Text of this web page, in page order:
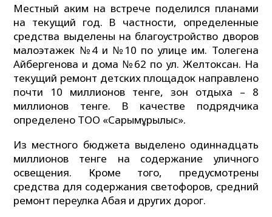
Местный аким на встрече поделился планами
на текущий год. В частности, определенные
средства выделены на благоустройство дворов
малоэтажек №4 и №10 по улице им. Толегена
Айбергенова и дома №62 по ул. Желтоксан. На
текущий ремонт детских площадок направлено
почти 10 миллионов тенге, зон отдыха – 8
миллионов тенге. В качестве подрядчика
определено ТОО «СарымҚұрылыс».
Из местного бюджета выделено одиннадцать
миллионов тенге на содержание уличного
освещения. Кроме того, предусмотрены
средства для содержания светофоров, средний
ремонт переулка Абая и других дорог.